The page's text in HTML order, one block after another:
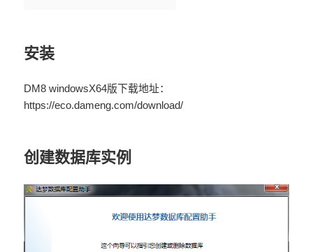
安装
DM8 windowsX64版下载地址：
https://eco.dameng.com/download/
创建数据库实例